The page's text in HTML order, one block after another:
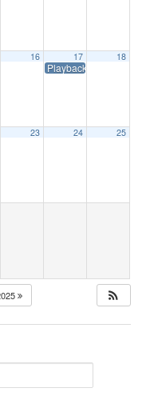
16 17
Playbackshow
18
23 24 25